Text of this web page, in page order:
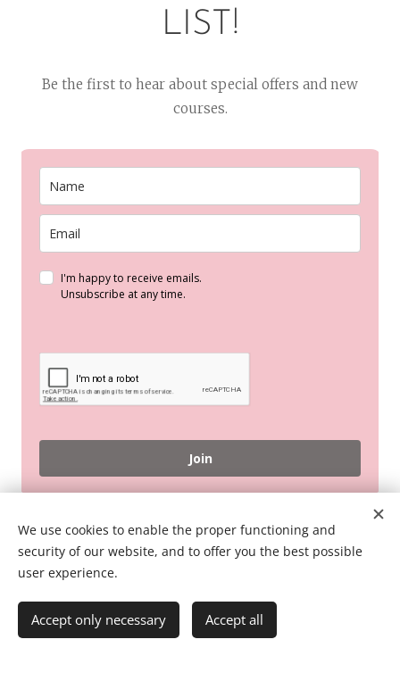
LIST!
Be the first to hear about special offers and new
courses.
I'm happy to receive emails.
Unsubscribe at any time.
Join
© 2026 Pink Flamingo English Online
Terms And Conditions
Powered by Webnode Cookies
We use cookies to enable the proper functioning and
security of our website, and to offer you the best possible
user experience.
Accept only necessary Accept all